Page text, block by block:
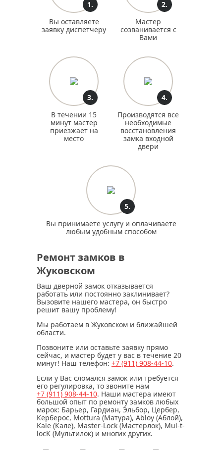
1.
Вы оставляете
заявку диспетчеру
2.
Мастер
созванивается с
Вами
3.
В течении 15
минут мастер
приезжает на
место
4.
Производятся все
необходимые
восстановления
замка входной
двери
5.
Вы принимаете услугу и оплачиваете
любым удобным способом
Ремонт замков в
Жуковском
Ваш дверной замок отказывается
работать или постоянно заклинивает?
Вызовите нашего мастера, он быстро
решит вашу проблему!
Мы работаем в Жуковском и ближайшей
области.
Позвоните или оставьте заявку прямо
сейчас, и мастер будет у вас в течение 20
минут! Наш телефон: +7 (911) 908-44-10.
Если у Вас сломался замок или требуется
его регулировка, то звоните нам
+7 (911) 908-44-10. Наши мастера имеют
большой опыт по ремонту замков любых
марок: Барьер, Гардиан, Эльбор, Цербер,
Керберос, Mottura (Матура), Abloy (Аблой),
Kale (Кале), Master-Lock (Мастерлок), Mul-t-
locK (Мультилок) и многих других.